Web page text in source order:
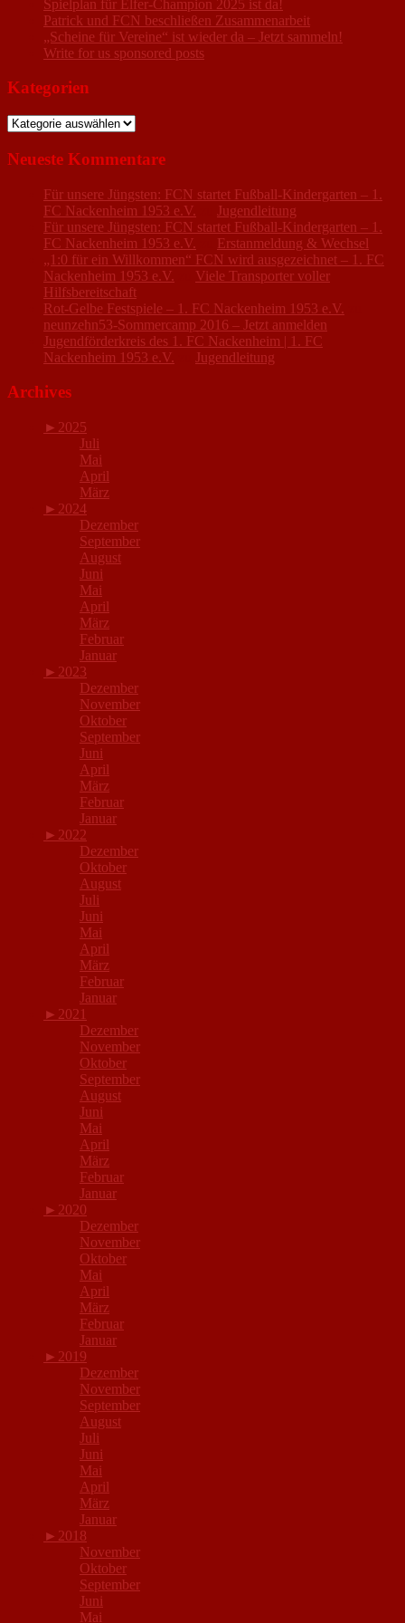
Spielplan für Elfer-Champion 2025 ist da!
Patrick und FCN beschließen Zusammenarbeit
„Scheine für Vereine“ ist wieder da – Jetzt sammeln!
Write for us sponsored posts
Kategorien
Kategorien
Neueste Kommentare
Für unsere Jüngsten: FCN startet Fußball-Kindergarten – 1.
FC Nackenheim 1953 e.V.
Jugendleitung
Für unsere Jüngsten: FCN startet Fußball-Kindergarten – 1.
FC Nackenheim 1953 e.V.
Erstanmeldung & Wechsel
„1:0 für ein Willkommen“ FCN wird ausgezeichnet – 1. FC
Nackenheim 1953 e.V.
Viele Transporter voller
Hilfsbereitschaft
Rot-Gelbe Festspiele – 1. FC Nackenheim 1953 e.V.
neunzehn53-Sommercamp 2016 – Jetzt anmelden
Jugendförderkreis des 1. FC Nackenheim | 1. FC
Nackenheim 1953 e.V.
Jugendleitung
Archives
► 2025
Juli
Mai
April
März
► 2024
Dezember
September
August
Juni
Mai
April
März
Februar
Januar
► 2023
Dezember
November
Oktober
September
Juni
April
März
Februar
Januar
► 2022
Dezember
Oktober
August
Juli
Juni
Mai
April
März
Februar
Januar
► 2021
Dezember
November
Oktober
September
August
Juni
Mai
April
März
Februar
Januar
► 2020
Dezember
November
Oktober
Mai
April
März
Februar
Januar
► 2019
Dezember
November
September
August
Juli
Juni
Mai
April
März
Januar
► 2018
November
Oktober
September
Juni
Mai